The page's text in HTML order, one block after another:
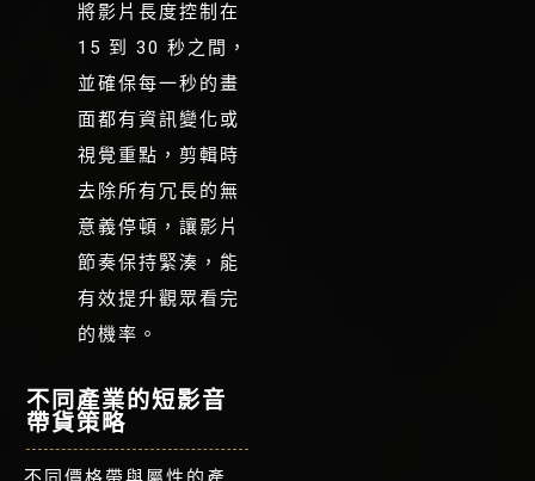
將影片長度控制在
15 到 30 秒之間，
並確保每一秒的畫
面都有資訊變化或
視覺重點，剪輯時
去除所有冗長的無
意義停頓，讓影片
節奏保持緊湊，能
有效提升觀眾看完
的機率。
不同產業的短影音
帶貨策略